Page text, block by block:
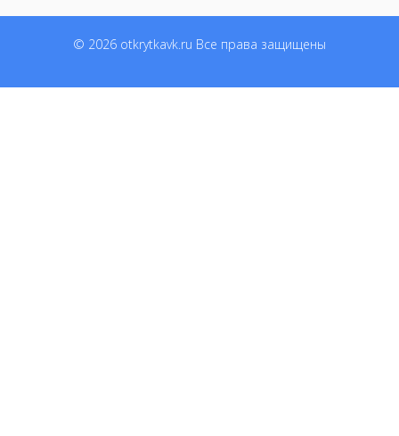
© 2026 otkrytkavk.ru Все права защищены